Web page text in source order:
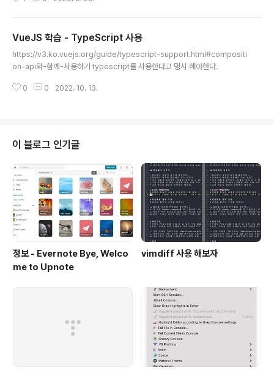
는데, 좀 생소했다. pnpm@6 버전을 쓰면 이슈가 없었고..
VueJS 학습 - TypeScript 사용
https://v3.ko.vuejs.org/guide/typescript-support.html#compositi
on-api와-함께-사용하기 typescript를 사용한다고 명시 해야한다.
0 0 2022. 10. 13.
이 블로그 인기글
정보 - Evernote Bye, Welco
me to Upnote
vimdiff 사용 해보자